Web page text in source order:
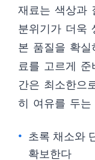
재료는 색상과
분위기가 더욱
본 품질을 확
료를 고르게
간은 최소한으
히 여유를 두는
초록 채소와
확보한다